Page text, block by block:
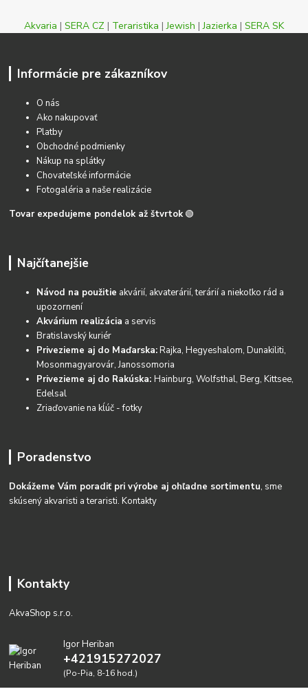
Akvaria | SERA CZ | Teraristika |Jewish |Jazierka | SERA SK
Informácie pre zákazníkov
O nás
Ako nakupovať
Platby
Obchodné podmienky
Nákup na splátky
Chovateľské informácie
Fotogaléria a naše realizácie
Tovar expedujeme pondelok až štvrtok 🟢
Najčítanejšie
Návod na použitie akvárií, akvaterárií, terárií a niekoľko rád a
upozornení
Akvárium realizácia a servis
Bratislavský kuriér
Privezieme aj do Maďarska:Rajka, Hegyeshalom, Dunakiliti,
Mosonmagyarovár, Janossomoria
Privezieme aj do Rakúska:Hainburg, Wolfsthal, Berg, Kittsee,
Edelsal
Zriaďovanie na kĺúč - fotky
Poradenstvo
Dokážeme Vám poradiť pri výrobe aj ohľadne sortimentu, sme
skúsený akvaristi a teraristi.Kontakty
Kontakty
AkvaShop s.r.o.
Igor Heriban
+421915272027
(Po-Pia, 8-16 hod.)